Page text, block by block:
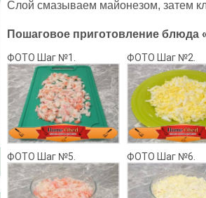
Слой смазываем майонезом, затем
Пошаговое приготовление блюда
ФОТО Шаг №1. ФОТО Шаг №2.
ФОТО Шаг №5. ФОТО Шаг №6.